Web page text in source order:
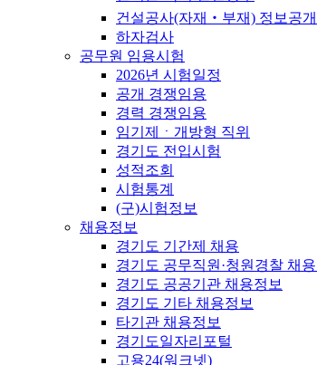
건설공사(자재‧부재) 정보공개
하자검사
공무원 임용시험
2026년 시험일정
공개 경쟁임용
경력 경쟁임용
임기제ㆍ개방형 직위
경기도 전입시험
성적조회
시험통계
(구)시험정보
채용정보
경기도 기간제 채용
경기도 공무직원·청원경찰 채
경기도 공공기관 채용정보
경기도 기타 채용정보
타기관 채용정보
경기도일자리포털
고용24(워크넷)